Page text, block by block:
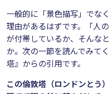
一般的に「景色描写」でな
理由があるはずです。「人
が付帯しているか、そんな
か。次の一節を読んでみて
塔』からの引用です。
この倫敦塔（ロンドンとう